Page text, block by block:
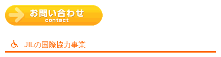
JILの国際協力事業